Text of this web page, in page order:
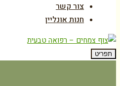
צור קשר
חנות אונליין
תפריט